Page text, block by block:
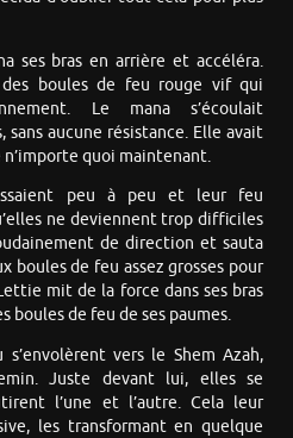
ses bras en arrière et accéléra.
des boules de feu rouge vif qui
Le mana s’écoulait
sans aucune résistance. Elle avait
n’importe quoi maintenant.
peu à peu et leur feu
ne deviennent trop difficiles
de direction et sauta
boules de feu assez grosses pour
mit de la force dans ses bras
boules de feu de ses paumes.
vers le Shem Azah,
Juste devant lui, elles se
l’une et l’autre. Cela leur
les transformant en quelque